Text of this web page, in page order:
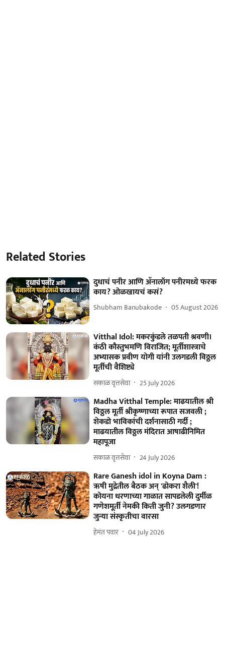
Related Stories
दुधाचं पनीर आणि अ‍ॅनालॉग पनीरमध्ये फरक
काय? ओळखायचं कसं?
Shubham Banubakode 05 August 2026
Vitthal Idol: मकरकुंडले तळपती श्रवणी।
कंठी कौस्तुभमणि विराजित; मूर्तीशास्त्राचे
अभ्यासक प्रवीण योगी यांनी उलगडली विठ्ठल
मूर्तीची वैशिष्ट्ये
सकाळ वृत्तसेवा 25 July 2026
Madha Vitthal Temple: माढयातील श्री
विठ्ठल मूर्ती श्रीकृष्णाच्या रूपात सजवली ;
शेकडो भाविकांची दर्शनासाठी गर्दी ;
माढयातील विठ्ठल मंदिरात आषाढीनिमित
महापूजा
सकाळ वृत्तसेवा 24 July 2026
Rare Ganesh idol in Koyna Dam :
ऋषी मुद्रेतील बैठक अन् 'ढोकरा शैली'!
कोयना धरणाच्या गाळात सापडलेली दुर्मीळ
गणेशमूर्ती नेमकी किती जुनी? उलगडणार
जुन्या संस्कृतीचा वारसा
हेमंत पवार 04 July 2026